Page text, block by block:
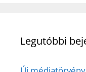
Legutóbbi